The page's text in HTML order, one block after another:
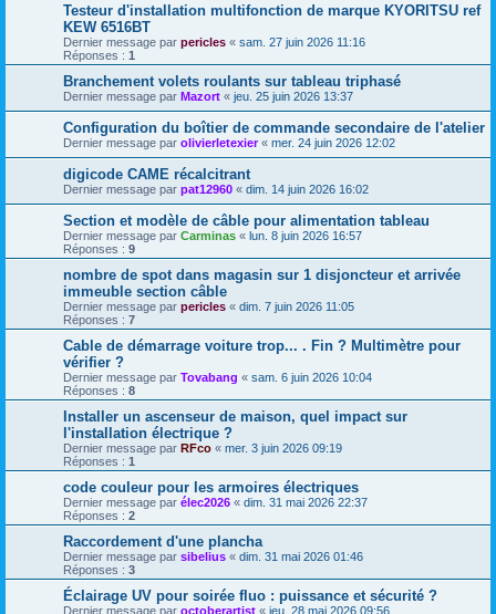
Testeur d'installation multifonction de marque KYORITSU ref
KEW 6516BT
Dernier message par pericles « sam. 27 juin 2026 11:16
Réponses : 1
Branchement volets roulants sur tableau triphasé
Dernier message par Mazort « jeu. 25 juin 2026 13:37
Configuration du boîtier de commande secondaire de l'atelier
Dernier message par olivierletexier« mer. 24 juin 2026 12:02
digicode CAME récalcitrant
Dernier message par pat12960 « dim. 14 juin 2026 16:02
Section et modèle de câble pour alimentation tableau
Dernier message par Carminas « lun. 8 juin 2026 16:57
Réponses : 9
nombre de spot dans magasin sur 1 disjoncteur et arrivée
immeuble section câble
Dernier message par pericles « dim. 7 juin 2026 11:05
Réponses : 7
Cable de démarrage voiture trop... . Fin ? Multimètre pour
vérifier ?
Dernier message par Tovabang « sam. 6 juin 2026 10:04
Réponses : 8
Installer un ascenseur de maison, quel impact sur
l'installation électrique ?
Dernier message par RFco « mer. 3 juin 2026 09:19
Réponses : 1
code couleur pour les armoires électriques
Dernier message par élec2026 « dim. 31 mai 2026 22:37
Réponses : 2
Raccordement d'une plancha
Dernier message par sibelius « dim. 31 mai 2026 01:46
Réponses : 3
Éclairage UV pour soirée fluo : puissance et sécurité ?
Dernier message par octoberartist « jeu. 28 mai 2026 09:56